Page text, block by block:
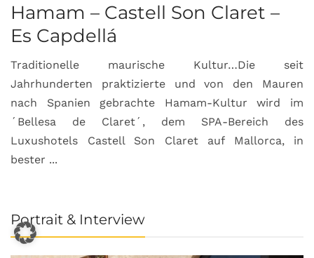
Hamam – Castell Son Claret –
Es Capdellá
Traditionelle maurische Kultur…Die seit
Jahrhunderten praktizierte und von den Mauren
nach Spanien gebrachte Hamam-Kultur wird im
´Bellesa de Claret´, dem SPA-Bereich des
Luxushotels Castell Son Claret auf Mallorca, in
bester ...
Portrait & Interview